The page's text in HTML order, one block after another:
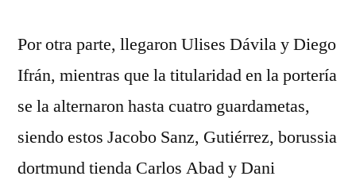
Por otra parte, llegaron Ulises Dávila y Diego
Ifrán, mientras que la titularidad en la portería
se la alternaron hasta cuatro guardametas,
siendo estos Jacobo Sanz, Gutiérrez, borussia
dortmund tienda Carlos Abad y Dani